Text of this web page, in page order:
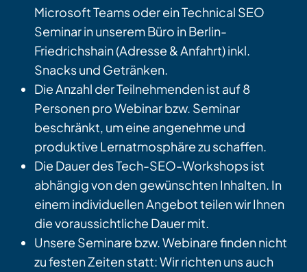
Microsoft Teams oder ein Technical SEO
Seminar in unserem Büro in Berlin-
Friedrichshain (Adresse & Anfahrt) inkl.
Snacks und Getränken.
Die Anzahl der Teilnehmenden ist auf 8
Personen pro Webinar bzw. Seminar
beschränkt, um eine angenehme und
produktive Lernatmosphäre zu schaffen.
Die Dauer des Tech-SEO-Workshops ist
abhängig von den gewünschten Inhalten. In
einem individuellen Angebot teilen wir Ihnen
die voraussichtliche Dauer mit.
Unsere Seminare bzw. Webinare finden nicht
zu festen Zeiten statt: Wir richten uns auch